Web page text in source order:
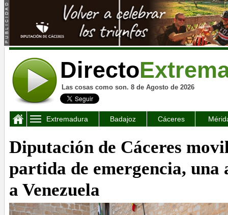
Directo
Las cosas como son. 8 de Agosto de 2026
Extremadura Badajoz Cáceres
Diputación de Cáceres
partida de emergencia, una
a Venezuela